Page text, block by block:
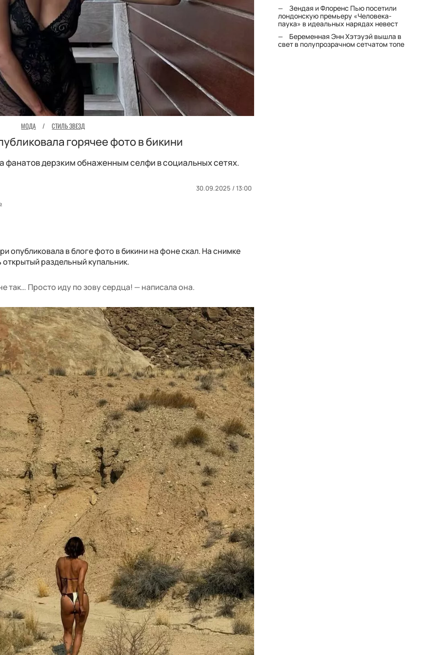
МОДА / СТИЛЬ ЗВЕЗД
горячее фото в бикини
фанатов дерзким обнаженным селфи в социальных сетях.
30.09.2025 / 13:00
опубликовала в блоге фото в бикини на фоне скал. На снимке
раздельный купальник.
так… Просто иду по зову сердца! — написала она.
Зендая и Флоренс Пью посетили
лондонскую премьеру «Человека-
паука» в идеальных нарядах невест
Беременная Энн Хэтэуэй вышла в
свет в полупрозрачном сетчатом топе